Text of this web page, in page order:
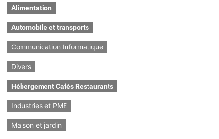
Alimentation
Automobile et transports
Communication Informatique
Divers
Hébergement Cafés Restaurants
Industries et PME
Maison et jardin